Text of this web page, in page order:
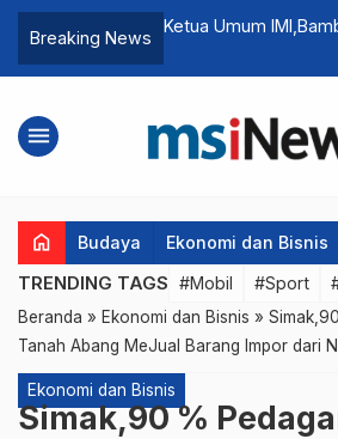
Breaking News
III: Butuh
Ketua Umum
Indonesia di
menu
home Budaya Ekonomi dan Bisnis
TRENDING TAGS #Mobil #Sport
Beranda » Ekonomi dan Bisnis »
Tanah Abang MeJual Barang Impor dari
Ekonomi dan Bisnis
Simak,90 %